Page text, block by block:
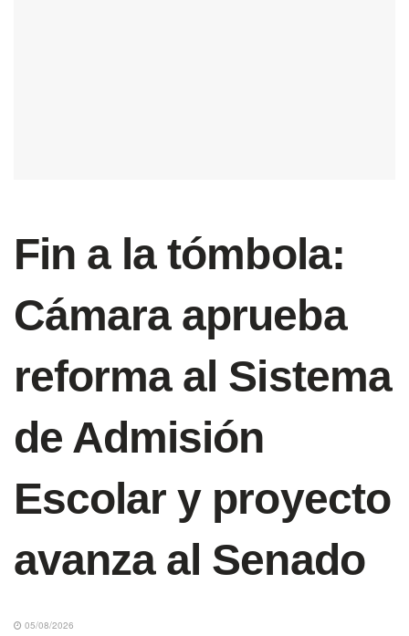
Fin a la tómbola:
Cámara aprueba
reforma al Sistema
de Admisión
Escolar y proyecto
avanza al Senado
05/08/2026